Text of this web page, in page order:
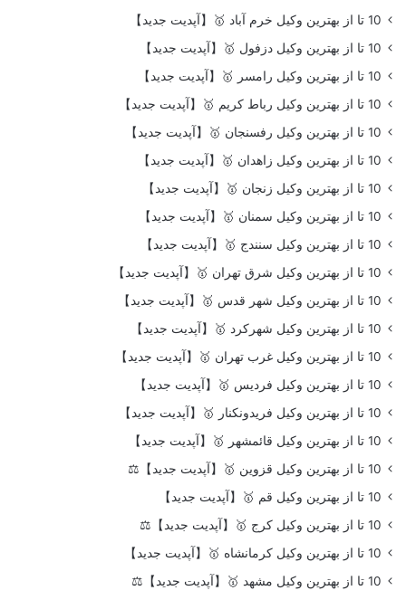
10 تا از بهترین وکیل خرم آباد 🥇【آپدیت جدید】
10 تا از بهترین وکیل دزفول 🥇【آپدیت جدید】
10 تا از بهترین وکیل رامسر 🥇【آپدیت جدید】
10 تا از بهترین وکیل رباط کریم 🥇【آپدیت جدید】
10 تا از بهترین وکیل رفسنجان 🥇【آپدیت جدید】
10 تا از بهترین وکیل زاهدان 🥇【آپدیت جدید】
10 تا از بهترین وکیل زنجان 🥇【آپدیت جدید】
10 تا از بهترین وکیل سمنان 🥇【آپدیت جدید】
10 تا از بهترین وکیل سنندج 🥇【آپدیت جدید】
10 تا از بهترین وکیل شرق تهران 🥇【آپدیت جدید】
10 تا از بهترین وکیل شهر قدس 🥇【آپدیت جدید】
10 تا از بهترین وکیل شهرکرد 🥇【آپدیت جدید】
10 تا از بهترین وکیل غرب تهران 🥇【آپدیت جدید】
10 تا از بهترین وکیل فردیس 🥇【آپدیت جدید】
10 تا از بهترین وکیل فریدونکنار 🥇【آپدیت جدید】
10 تا از بهترین وکیل قائمشهر 🥇【آپدیت جدید】
10 تا از بهترین وکیل قزوین 🥇【آپدیت جدید】⚖️
10 تا از بهترین وکیل قم 🥇【آپدیت جدید】
10 تا از بهترین وکیل کرج 🥇【آپدیت جدید】⚖️
10 تا از بهترین وکیل کرمانشاه 🥇【آپدیت جدید】
10 تا از بهترین وکیل مشهد 🥇【آپدیت جدید】⚖️